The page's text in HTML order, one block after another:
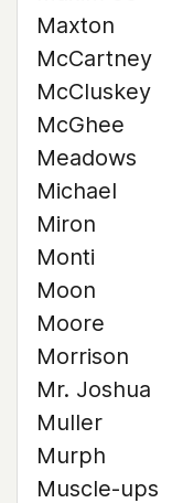
Maxton
McCartney
McCluskey
McGhee
Meadows
Michael
Miron
Monti
Moon
Moore
Morrison
Mr. Joshua
Muller
Murph
Muscle-ups